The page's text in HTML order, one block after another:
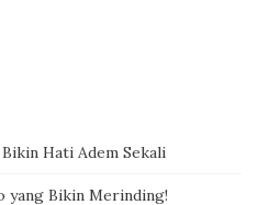
Hati Adem Sekali
yang Bikin Merinding!